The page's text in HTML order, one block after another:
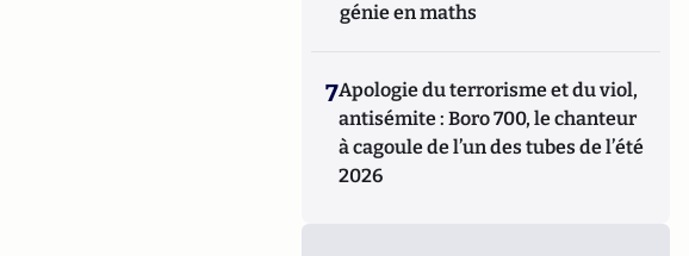
génie en maths
7Apologie du terrorisme et du viol,
antisémite : Boro 700, le chanteur
à cagoule de l’un des tubes de l’été
2026